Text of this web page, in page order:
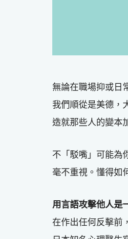
無論在職場抑或日
我們順從是美德，
造就那些人的變本
不「駁嘴」可能為
毫不重視。懂得如
用言語攻擊他人是
在作出任何反擊前